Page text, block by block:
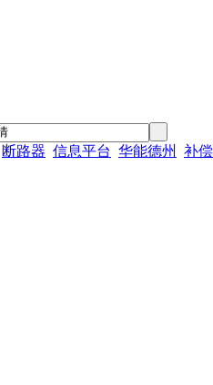
断路器 信息平台 华能德州 补